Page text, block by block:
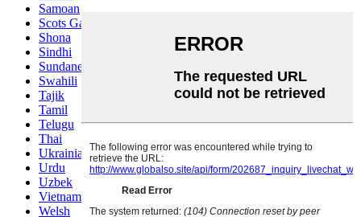
Samoan
Scots Gaelic
Shona
Sindhi
Sundanese
Swahili
Tajik
Tamil
Telugu
Thai
Ukrainian
Urdu
Uzbek
Vietnamese
Welsh